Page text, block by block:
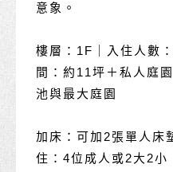
意象。
樓層：1F｜入住人數
間：約11坪＋私人庭
池與最大庭園
加床：可加2張單人床
住：4位成人或2大2小